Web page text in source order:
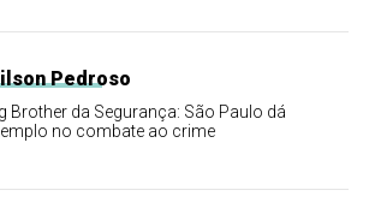
Pedroso
Brother da Segurança: São Paulo dá
no combate ao crime